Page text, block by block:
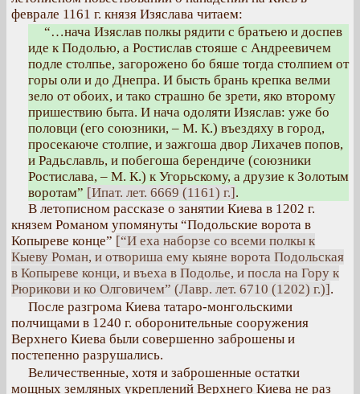
феврале 1161 г. князя Изяслава читаем:
“…нача Изяслав полкы рядити с братьею и доспев
иде к Подолью, а Ростислав стояше с Андреевичем
подле столпье, загорожено бо бяше тогда столпием от
горы оли и до Днепра. И бысть брань крепка велми
зело от обоих, и тако страшно бе зрети, яко второму
пришествию быта. И нача одоляти Изяслав: уже бо
половци (его союзники, – М. К.) въездяху в город,
просекаюче столпие, и зажгоша двор Лихачев попов,
и Радьславль, и побегоша берендиче (союзники
Ростислава, – М. К.) к Угорьскому, а друзие к Золотым
воротам” [Ипат. лет. 6669 (1161) г.].
В летописном рассказе о занятии Киева в 1202 г.
князем Романом упомянуты “Подольские ворота в
Копыреве конце” [“И еха наборзе со всеми полкы к
Кыеву Роман, и отвориша ему кыяне ворота Подольская
в Копыреве конци, и въеха в Подолье, и посла на Гору к
Рюрикови и ко Олговичем” (Лавр. лет. 6710 (1202) г.)].
После разгрома Киева татаро-монгольскими
полчищами в 1240 г. оборонительные сооружения
Верхнего Киева были совершенно заброшены и
постепенно разрушались.
Величественные, хотя и заброшенные остатки
мощных земляных укреплений Верхнего Киева не раз